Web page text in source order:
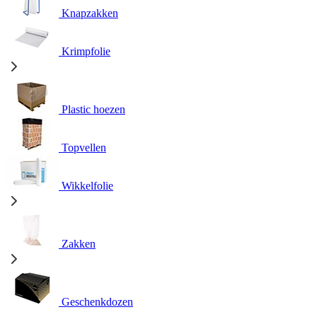
Knapzakken
Krimpfolie
Plastic hoezen
Topvellen
Wikkelfolie
Zakken
Geschenkdozen